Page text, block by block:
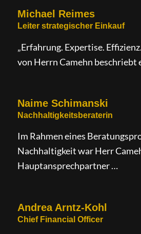
Michael Reimes
Leiter strategischer Einkauf
„Erfahrung. Expertise.
von Herrn Camehn beschriebt
Naime Schimanski
Nachhaltigkeitsberaterin
Im Rahmen eines
Nachhaltigkeit war Herr
Hauptansprechpartner …
Andrea Arntz-Kohl
Chief Financial Officer